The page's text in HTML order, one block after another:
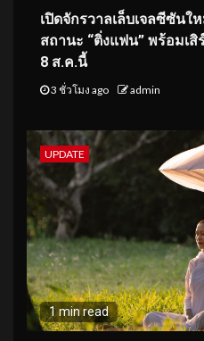
เปิดจักรวาลเล็บเจลซีซันใ
สถานะ “ติ่งแฟน” พร้อมเ
8 ส.ค.นี้
3 ชั่วโมง ago admin
UPDATE
1 min read